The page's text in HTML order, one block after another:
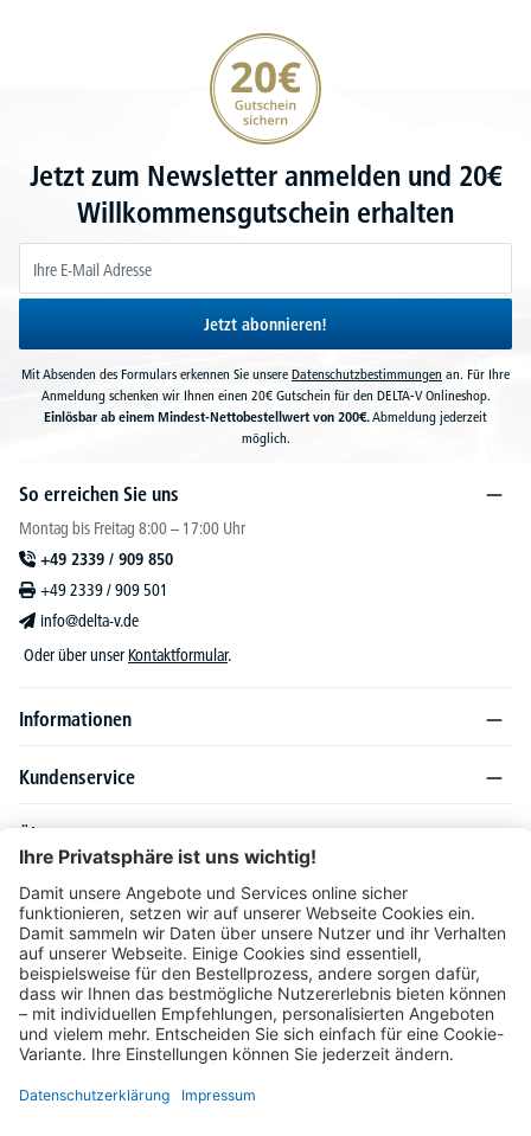
20€ Gutschein sichern
Jetzt zum Newsletter anmelden und 20€
Willkommensgutschein erhalten
Jetzt abonnieren!
Mit Absenden des Formulars erkennen Sie unsere Datenschutzbestimmungen an. Für Ihre
Anmeldung schenken wir Ihnen einen 20€ Gutschein für den DELTA-V Onlineshop.
Einlösbar ab einem Mindest-Nettobestellwert von 200€.Abmeldung jederzeit
möglich.
So erreichen Sie uns
Montag bis Freitag 8:00 – 17:00 Uhr
+49 2339 / 909 850
+49 2339 / 909 501
info@delta-v.de
Oder über unser Kontaktformular.
Informationen
Kundenservice
Über DELTA-V
Produktsortiment
Ratgeber
Folgen Sie uns auch auf
Unser Angebot richtet sich ausschließlich an Industrie, Handel, Gewerbe und